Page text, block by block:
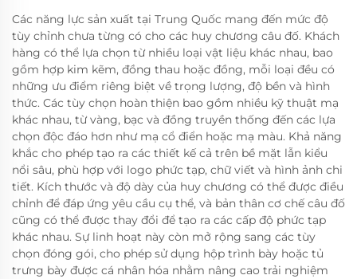
Các năng lực sản xuất tại Trung Quốc mang đến mức độ
tùy chỉnh chưa từng có cho các huy chương câu đố. Khách
hàng có thể lựa chọn từ nhiều loại vật liệu khác nhau, bao
gồm hợp kim kẽm, đồng thau hoặc đồng, mỗi loại đều có
những ưu điểm riêng biệt về trọng lượng, độ bền và hình
thức. Các tùy chọn hoàn thiện bao gồm nhiều kỹ thuật mạ
khác nhau, từ vàng, bạc và đồng truyền thống đến các lựa
chọn độc đáo hơn như mạ cổ điển hoặc mạ màu. Khả năng
khắc cho phép tạo ra các thiết kế cả trên bề mặt lẫn kiểu
nổi sâu, phù hợp với logo phức tạp, chữ viết và hình ảnh chi
tiết. Kích thước và độ dày của huy chương có thể được điều
chỉnh để đáp ứng yêu cầu cụ thể, và bản thân cơ chế câu đố
cũng có thể được thay đổi để tạo ra các cấp độ phức tạp
khác nhau. Sự linh hoạt này còn mở rộng sang các tùy
chọn đóng gói, cho phép sử dụng hộp trình bày hoặc tủ
trưng bày được cá nhân hóa nhằm nâng cao trải nghiệm